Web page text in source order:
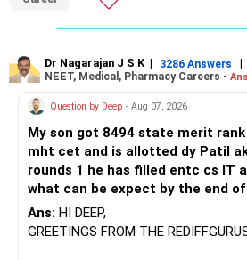
– Canara Robeco Manufacturing
– Invesco Manufacturing
There is considerable overlap in this
I would not keep four manufacturing
If you have a strong preference for
Manufacturing Fund, keeping one
be considered.
The other three can be reviewed for
Dr Nagarajan J S K | 3286 Answers |
NEET, Medical, Pharmacy Careers -
Question by Deep - Aug 07, 2026
My son got 8494 state merit
mht cet and is allotted dy Patil
rounds 1 he has filled entc cs IT
what can be expect by the end
Ans: HI DEEP,
GREETINGS FROM THE